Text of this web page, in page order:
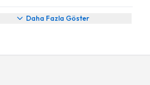
Daha Fazla Göster